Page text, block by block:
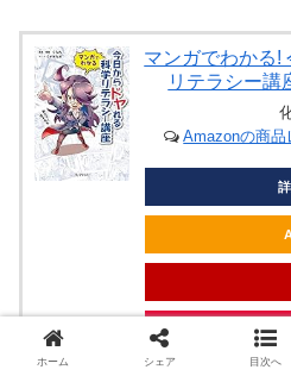
マンガでわかる!
リテラシー講
Amazonの商品
ホーム シェア 目次へ